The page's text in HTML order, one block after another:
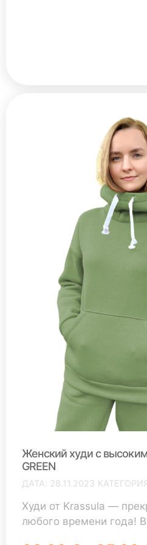
Женский худи с
GREEN
ДАТА 28.11.2023
Худи от Krassula —
любого времени года!